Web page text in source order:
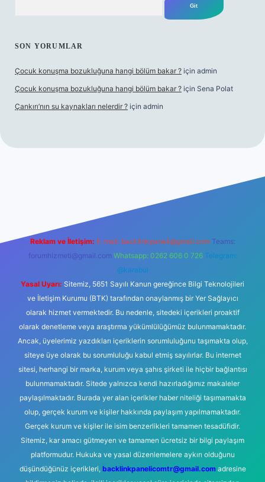
SON YORUMLAR
Çocuk konuşma bozukluğuna hangi bölüm bakar ? için admin
Çocuk konuşma bozukluğuna hangi bölüm bakar ? için Sena Polat
Çankırı’nın su kaynakları nelerdir ? için admin
Reklam ve İletişim: E-mail: backlinkpaneli@gmail.com Teams:
forumhizmeti@gmail.com Whatsapp: 0262 606 0 726 Telegram:
@karabul
Yasal Uyarı: Sitemiz, 5651 Sayılı Kanun gereğince Bilgi Teknolojileri
ve İletişim Kurumu (BTK) tarafından onaylanmış bir Yer Sağlayıcı
olarak hizmet vermektedir. Bu nedenle, sitedeki içerikleri proaktif
olarak denetleme veya araştırma yükümlülüğümüz bulunmamaktadır.
Ancak, üyelerimiz yazdıkları içeriklerin sorumluluğunu taşımakta olup,
siteye üye olarak bu sorumluluğu kabul etmiş sayılırlar. Bu internet
sitesi, herhangi bir marka, kurum veya şahıs şirketi ile hiçbir bağlantısı
bulunmamaktadır. Sitede yalnızca kendi hazırladığımız makaleler
paylaşılmaktadır. Burada yer alan içerikler haber niteliği taşımamakta
olup, gerçek kurum ve kişiler hakkında paylaşım yapılmamaktadır.
Gerçek kurum ve kişiler ile isim benzerlikleri tamamen tesadüfidir.
Sitemiz, kar amacı gütmeyen ve tamamen ücretsiz bir bilgi paylaşım
platformudur. Hukuka ve yasal düzenlemelere aykırı olduğunu
düşündüğünüz içerikleri, backlinkpanelicomtr@gmail.comadresine